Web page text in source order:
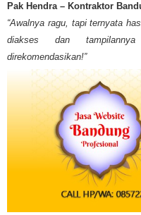
Pak Hendra – Kontraktor
“Awalnya ragu, tapi ternyata
diakses dan
direkomendasikan!”